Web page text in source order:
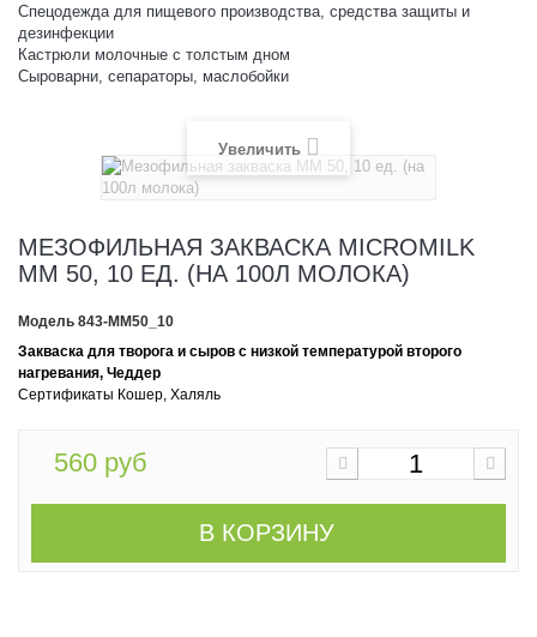
Спецодежда для пищевого производства, средства защиты и
дезинфекции
Кастрюли молочные с толстым дном
Сыроварни, сепараторы, маслобойки
Увеличить
МЕЗОФИЛЬНАЯ ЗАКВАСКА MICROMILK
MM 50, 10 ЕД. (НА 100Л МОЛОКА)
Модель 843-MM50_10
Закваска для творога и сыров с низкой температурой второго
нагревания, Чеддер
Сертификаты Кошер, Халяль
560 руб
В КОРЗИНУ